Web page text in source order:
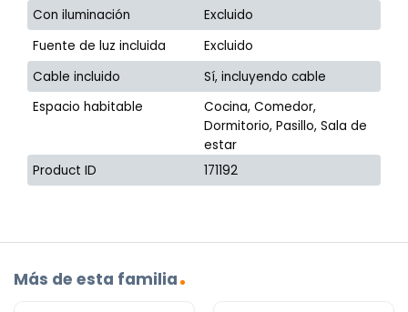
Con iluminación
Excluido
Fuente de luz incluida
Excluido
Cable incluido
Sí, incluyendo cable
Espacio habitable
Cocina, Comedor,
Dormitorio, Pasillo, Sala de
estar
Product ID
171192
Más de esta familia